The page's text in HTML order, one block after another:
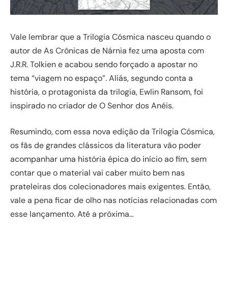
Vale lembrar que a Trilogia Cósmica nasceu quando o
autor de As Crônicas de Nárnia fez uma aposta com
J.R.R. Tolkien e acabou sendo forçado a apostar no
tema “viagem no espaço”. Aliás, segundo conta a
história, o protagonista da trilogia, Ewlin Ransom, foi
inspirado no criador de O Senhor dos Anéis.
Resumindo, com essa nova edição da Trilogia Cósmica,
os fãs de grandes clássicos da literatura vão poder
acompanhar uma história épica do início ao fim, sem
contar que o material vai caber muito bem nas
prateleiras dos colecionadores mais exigentes. Então,
vale a pena ficar de olho nas notícias relacionadas com
esse lançamento. Até a próxima…